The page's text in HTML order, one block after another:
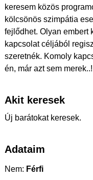
keresem közös
kölcsönös szimpátia
fejlődhet. Olyan embert
kapcsolat céljából
szeretnék. Komoly
én, már azt sem merek..!
Akit keresek
Új barátokat keresek.
Adataim
Nem: Férfi